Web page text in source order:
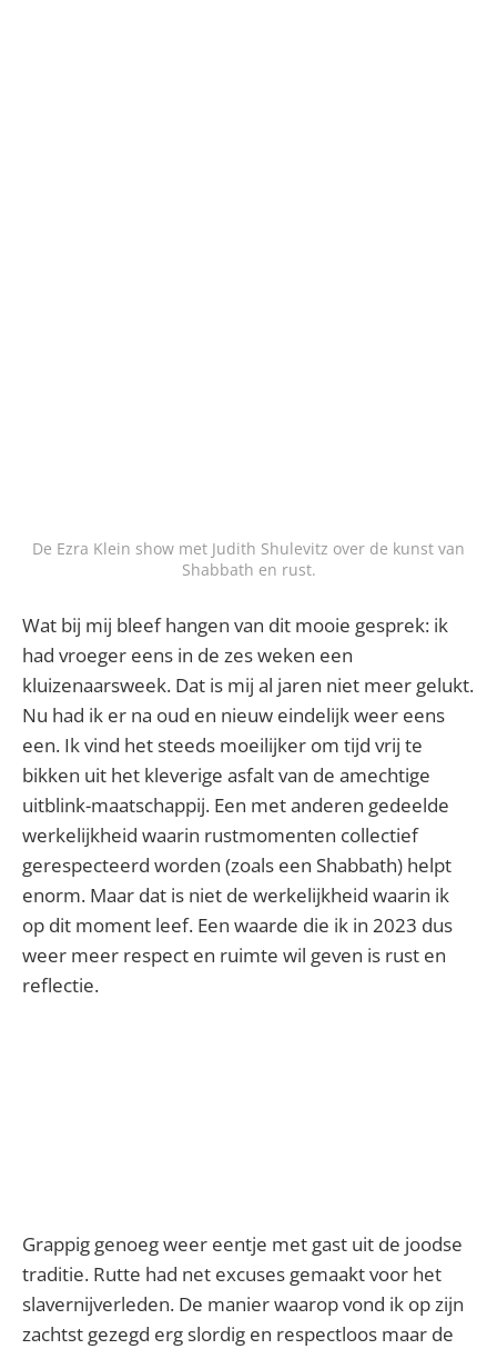
De Ezra Klein show met Judith Shulevitz over de kunst van
Shabbath en rust.
Wat bij mij bleef hangen van dit mooie gesprek: ik
had vroeger eens in de zes weken een
kluizenaarsweek. Dat is mij al jaren niet meer gelukt.
Nu had ik er na oud en nieuw eindelijk weer eens
een. Ik vind het steeds moeilijker om tijd vrij te
bikken uit het kleverige asfalt van de amechtige
uitblink-maatschappij. Een met anderen gedeelde
werkelijkheid waarin rustmomenten collectief
gerespecteerd worden (zoals een Shabbath) helpt
enorm. Maar dat is niet de werkelijkheid waarin ik
op dit moment leef. Een waarde die ik in 2023 dus
weer meer respect en ruimte wil geven is rust en
reflectie.
Grappig genoeg weer eentje met gast uit de joodse
traditie. Rutte had net excuses gemaakt voor het
slavernijverleden. De manier waarop vond ik op zijn
zachtst gezegd erg slordig en respectloos maar de